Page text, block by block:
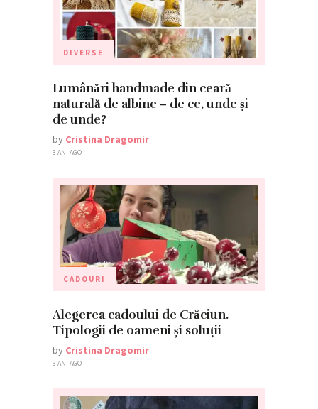
DIVERSE
Lumânări handmade din ceară
naturală de albine – de ce, unde și
de unde?
by Cristina Dragomir
3 ANI AGO
CADOURI
Alegerea cadoului de Crăciun.
Tipologii de oameni și soluții
by Cristina Dragomir
3 ANI AGO